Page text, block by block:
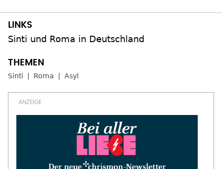
Sinti und Roma in Deutschland
Sinti Roma Asyl